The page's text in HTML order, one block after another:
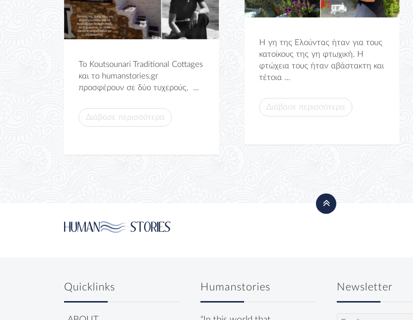
To Koutsounari Traditional Cottages
και το humanstories.gr
προσφέρουν σε δύο τυχερούς, ...
Διάβασε περισσότερα
Η γη της Ελούντας ήταν για τους
κατοίκους της γη φτωχική. Η
φτώχεια τους ήταν αβάστακτη και
τέτοια ...
Διάβασε περισσότερα
Quicklinks Humanstories Newsletter